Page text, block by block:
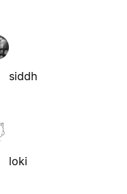
siddh
loki